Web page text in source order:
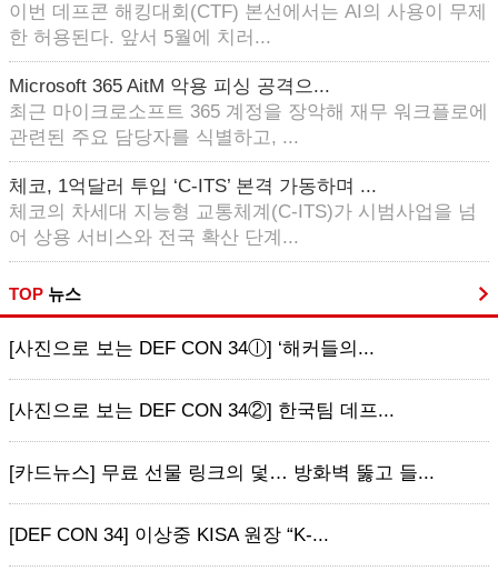
이번 데프콘 해킹대회(CTF) 본선에서는 AI의 사용이 무제
한 허용된다. 앞서 5월에 치러...
Microsoft 365 AitM 악용 피싱 공격으...
최근 마이크로소프트 365 계정을 장악해 재무 워크플로에
관련된 주요 담당자를 식별하고, ...
체코, 1억달러 투입 ‘C-ITS’ 본격 가동하며 ...
체코의 차세대 지능형 교통체계(C-ITS)가 시범사업을 넘
어 상용 서비스와 전국 확산 단계...
TOP 뉴스
[사진으로 보는 DEF CON 34ⓛ] ‘해커들의...
[사진으로 보는 DEF CON 34②] 한국팀 데프...
[카드뉴스] 무료 선물 링크의 덫… 방화벽 뚫고 들...
[DEF CON 34] 이상중 KISA 원장 “K-...